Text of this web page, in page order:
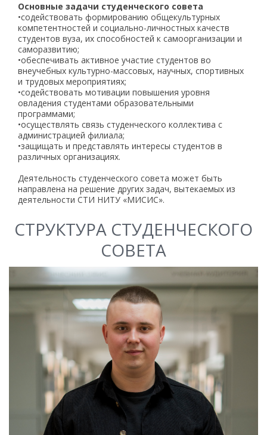
Основные задачи студенческого совета
•содействовать формированию общекультурных
компетентностей и социально-личностных качеств
студентов вуза, их способностей к самоорганизации и
саморазвитию;
•обеспечивать активное участие студентов во
внеучебных культурно-массовых, научных, спортивных
и трудовых мероприятиях;
•содействовать мотивации повышения уровня
овладения студентами образовательными
программами;
•осуществлять связь студенческого коллектива с
администрацией филиала;
•защищать и представлять интересы студентов в
различных организациях.
Деятельность студенческого совета может быть
направлена на решение других задач, вытекаемых из
деятельности СТИ НИТУ «МИСИС».
СТРУКТУРА СТУДЕНЧЕСКОГО
СОВЕТА